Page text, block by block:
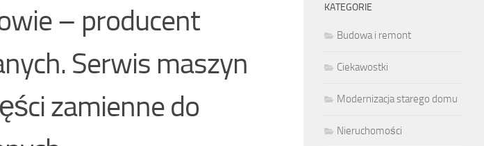
– producent
Serwis maszyn
zamienne do
KATEGORIE
Budowa i remont
Ciekawostki
Modernizacja starego domu
Nieruchomości